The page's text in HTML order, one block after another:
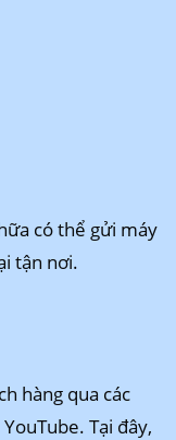
có thể gửi máy
tận nơi.
hàng qua các
Tại đây,